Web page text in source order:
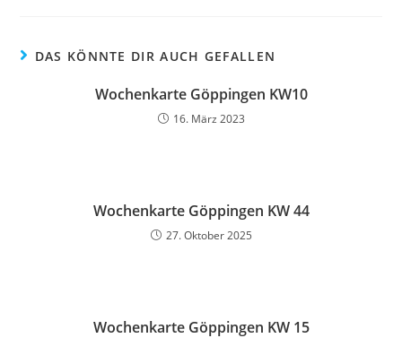
DAS KÖNNTE DIR AUCH GEFALLEN
Wochenkarte Göppingen KW10
16. März 2023
Wochenkarte Göppingen KW 44
27. Oktober 2025
Wochenkarte Göppingen KW 15